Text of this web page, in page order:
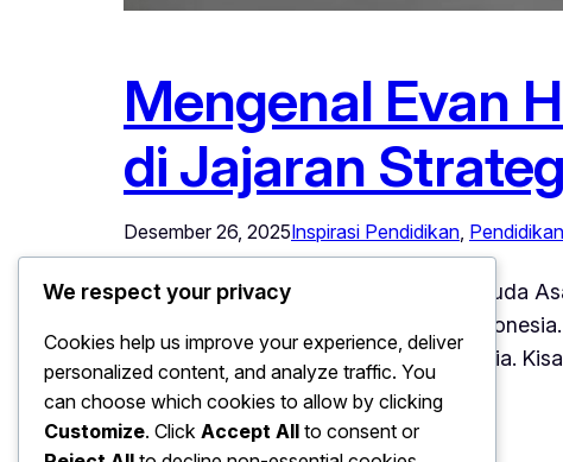
Mengenal Evan
di Jajaran
Desember 26, 2025Inspirasi Pendidikan,
Mengenal Evan Haydar, Profesional Muda
khususnya di kalangan anak muda
teknologi dan otomotif terkemuka dunia.
nyata bahwa talenta Indonesia…
We respect your privacy
Cookies help us improve your experience, deliver
personalized content, and analyze traffic. You
can choose which cookies to allow by clicking
Customize. Click Accept All to consent or